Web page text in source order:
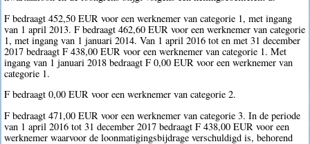
F bedraagt 452,50 EUR voor een werknemer van categorie 1, met ingang
van 1 april 2013. F bedraagt 462,60 EUR voor een werknemer van categorie
1, met ingang van 1 januari 2014. Van 1 april 2016 tot en met 31 december
2017 bedraagt F 438,00 EUR voor een werknemer van categorie 1. Met
ingang van 1 januari 2018 bedraagt F 0,00 EUR voor een werknemer van
categorie 1.
F bedraagt 0,00 EUR voor een werknemer van categorie 2.
F bedraagt 471,00 EUR voor een werknemer van categorie 3. In de periode
van 1 april 2016 tot 31 december 2017 bedraagt F 438,00 EUR voor een
werknemer waarvoor de loonmatigingsbijdrage verschuldigd is, behorend